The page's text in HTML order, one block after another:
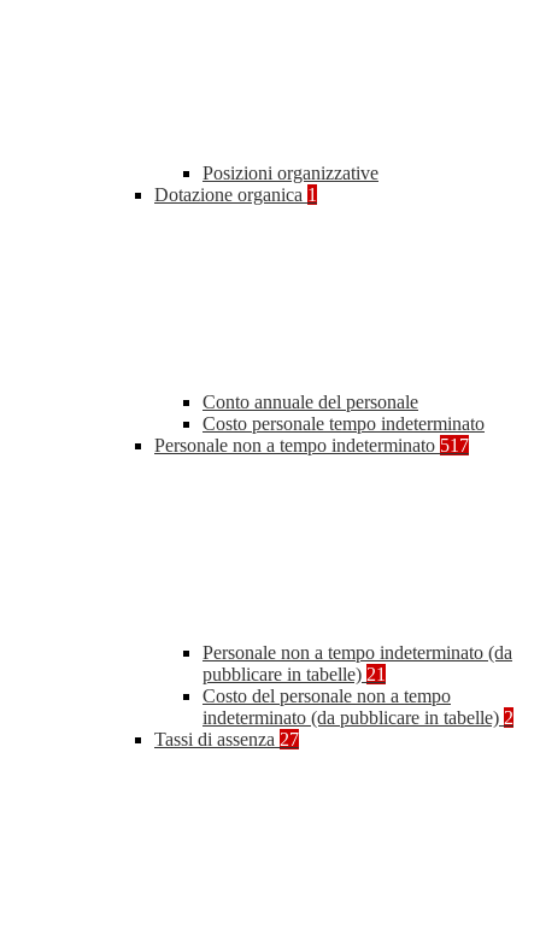
Posizioni organizzative
Dotazione organica 1
Conto annuale del personale
Costo personale tempo indeterminato
Personale non a tempo indeterminato 517
Personale non a tempo indeterminato (da
pubblicare in tabelle) 21
Costo del personale non a tempo
indeterminato (da pubblicare in tabelle) 2
Tassi di assenza 27